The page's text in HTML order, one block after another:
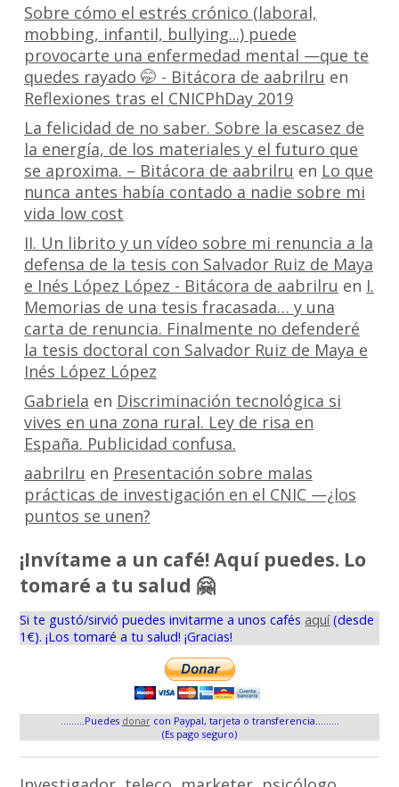
Sobre cómo el estrés crónico (laboral,
mobbing, infantil, bullying...) puede
provocarte una enfermedad mental —que te
quedes rayado 🤭 - Bitácora de aabrilru en
Reflexiones tras el CNICPhDay 2019
La felicidad de no saber. Sobre la escasez de
la energía, de los materiales y el futuro que
se aproxima. – Bitácora de aabrilru en Lo que
nunca antes había contado a nadie sobre mi
vida low cost
II. Un librito y un vídeo sobre mi renuncia a la
defensa de la tesis con Salvador Ruiz de Maya
e Inés López López - Bitácora de aabrilru en I.
Memorias de una tesis fracasada… y una
carta de renuncia. Finalmente no defenderé
la tesis doctoral con Salvador Ruiz de Maya e
Inés López López
Gabriela en Discriminación tecnológica si
vives en una zona rural. Ley de risa en
España. Publicidad confusa.
aabrilru en Presentación sobre malas
prácticas de investigación en el CNIC —¿los
puntos se unen?
¡Invítame a un café! Aquí puedes. Lo
tomaré a tu salud 🤗
Si te gustó/sirvió puedes invitarme a unos cafés aquí(desde
1€). ¡Los tomaré a tu salud! ¡Gracias!
.........Puedes donarcon Paypal, tarjeta o transferencia.........
(Es pago seguro)